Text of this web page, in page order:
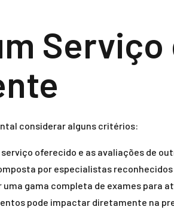
Serviço
considerar alguns critérios:
oferecido e as avaliações de
por especialistas reconhecidos
gama completa de exames para
pode impactar diretamente na